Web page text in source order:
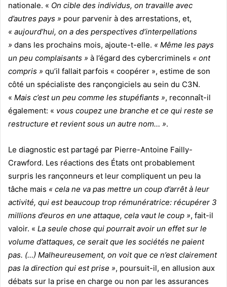
nationale. « On cible des individus, on travaille avec
d’autres pays » pour parvenir à des arrestations, et,
« aujourd’hui, on a des perspectives d’interpellations
» dans les prochains mois, ajoute-t-elle. « Même les pays
un peu complaisants » à l’égard des cybercriminels « ont
compris » qu’il fallait parfois « coopérer », estime de son
côté un spécialiste des rançongiciels au sein du C3N.
« Mais c’est un peu comme les stupéfiants », reconnaît-il
également: « vous coupez une branche et ce qui reste se
restructure et revient sous un autre nom… ».
Le diagnostic est partagé par Pierre-Antoine Failly-
Crawford. Les réactions des États ont probablement
surpris les rançonneurs et leur compliquent un peu la
tâche mais « cela ne va pas mettre un coup d’arrêt à leur
activité, qui est beaucoup trop rémunératrice: récupérer 3
millions d’euros en une attaque, cela vaut le coup », fait-il
valoir. « La seule chose qui pourrait avoir un effet sur le
volume d’attaques, ce serait que les sociétés ne paient
pas. (…) Malheureusement, on voit que ce n’est clairement
pas la direction qui est prise », poursuit-il, en allusion aux
débats sur la prise en charge ou non par les assurances